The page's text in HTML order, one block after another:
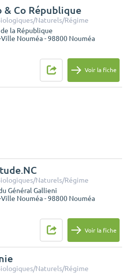
& Co République
Naturels/Régime
la République
Nouméa - 98800 Nouméa
Voir la fiche
Naturels/Régime
Général Gallieni
Nouméa - 98800 Nouméa
Voir la fiche
Naturels/Régime